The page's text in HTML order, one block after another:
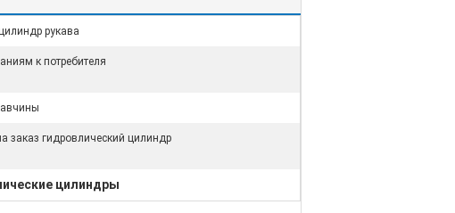
рукава
к потребителя
заказ гидровлический цилиндр
цилиндры